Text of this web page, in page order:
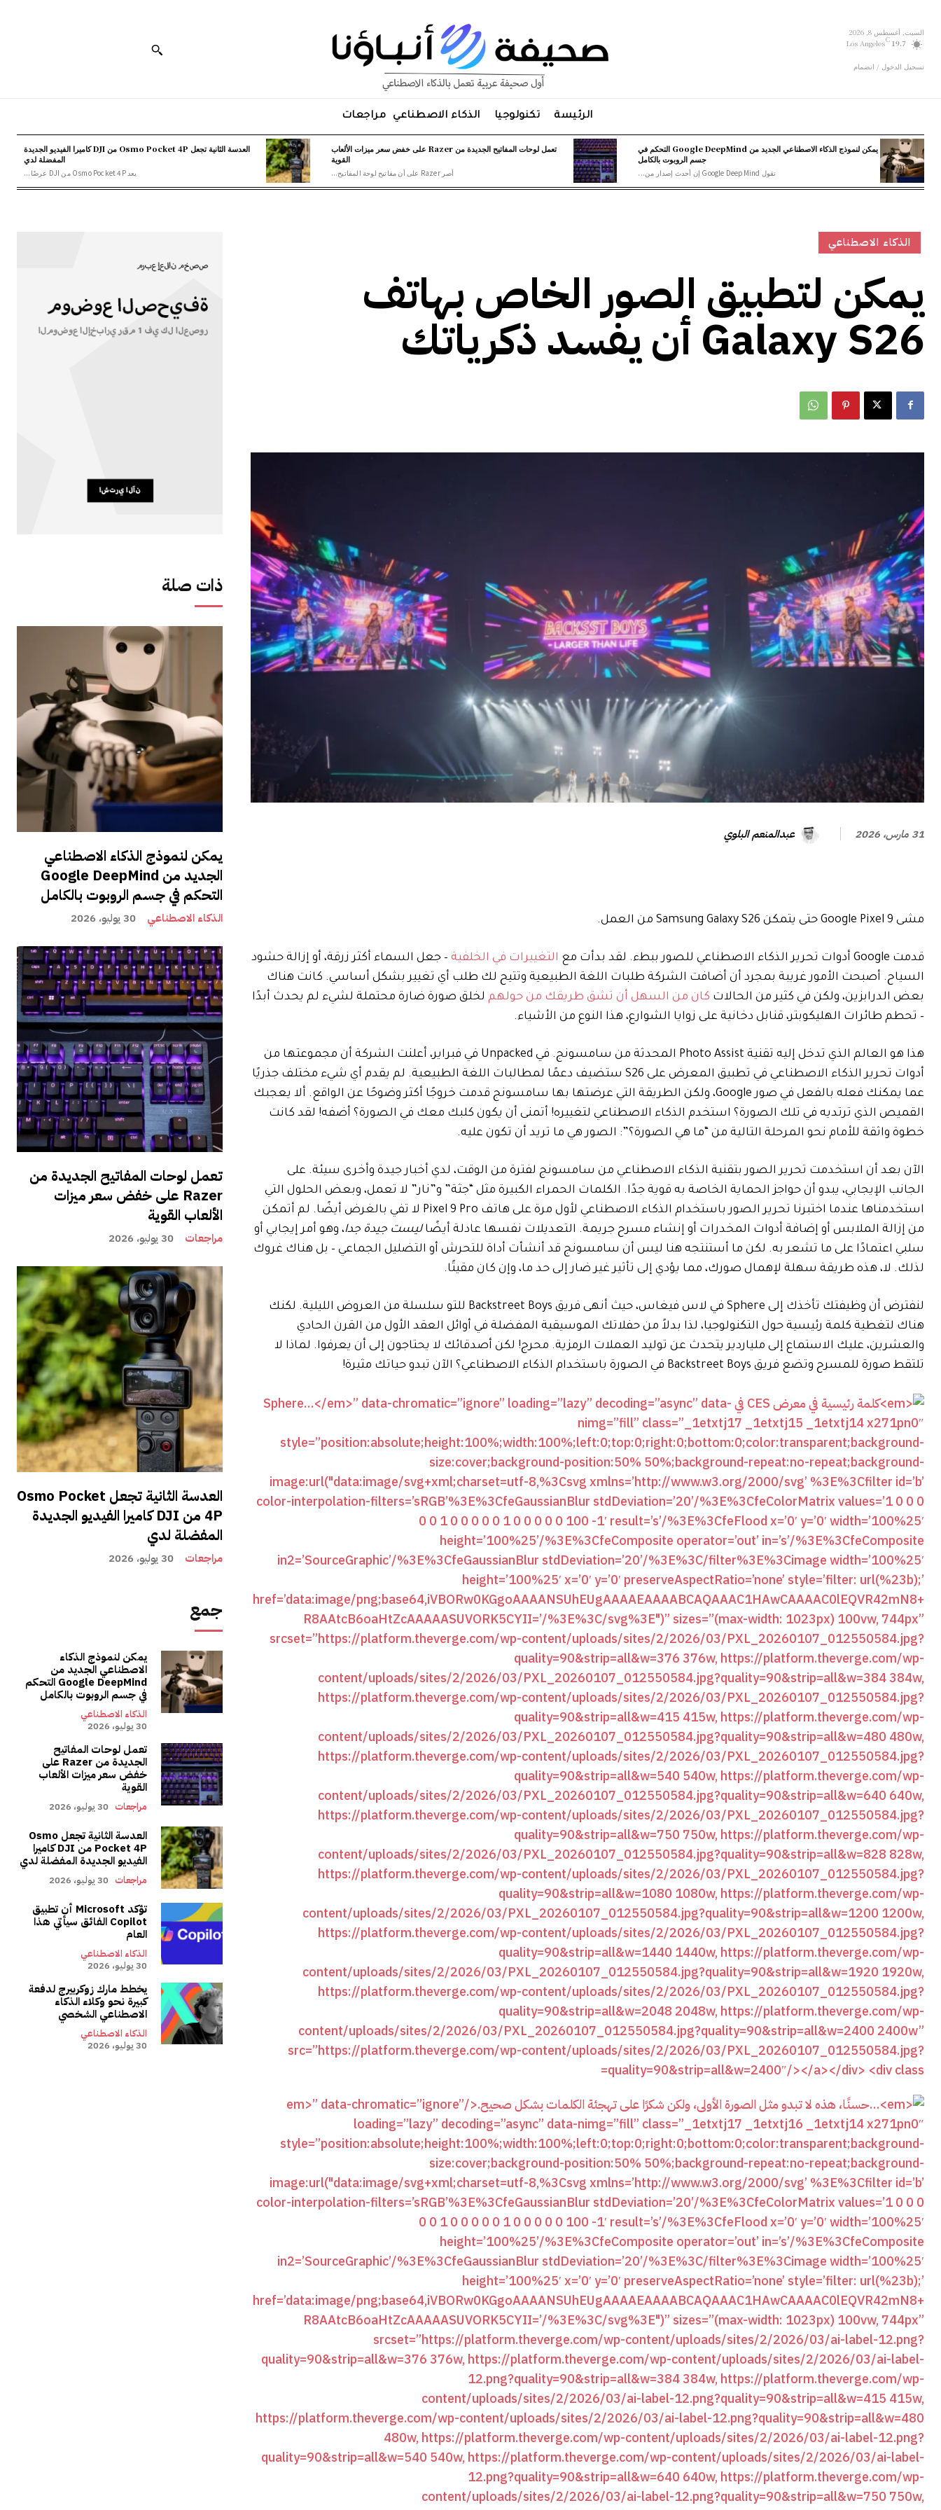
السبت, أغسطس 8, 2026
19.7
C
Los Angeles
تسجيل الدخول / انضمام
الرئيسة تكنولوجيا الذكاء الاصطناعي مراجعات
يمكن لنموذج الذكاء الاصطناعي الجديد من Google DeepMind التحكم في
جسم الروبوت بالكامل
تقول Google DeepMind إن أحدث إصدار من...
تعمل لوحات المفاتيح الجديدة من Razer على خفض سعر ميزات الألعاب
القوية
أصر Razer على أن مفاتيح لوحة المفاتيح...
العدسة الثانية تجعل Osmo Pocket 4P من DJI كاميرا الفيديو الجديدة
المفضلة لدي
يعد Osmo Pocket 4P من DJI عرضًا...
ذات صلة
يمكن لنموذج الذكاء الاصطناعي
الجديد من Google DeepMind
التحكم في جسم الروبوت بالكامل
الذكاء الاصطناعي 30 يوليو، 2026
تعمل لوحات المفاتيح الجديدة من
Razer على خفض سعر ميزات
الألعاب القوية
مراجعات 30 يوليو، 2026
العدسة الثانية تجعل Osmo Pocket
4P من DJI كاميرا الفيديو الجديدة
المفضلة لدي
مراجعات 30 يوليو، 2026
جمع
يمكن لنموذج الذكاء
الاصطناعي الجديد من
Google DeepMind التحكم
في جسم الروبوت بالكامل
الذكاء الاصطناعي
30 يوليو، 2026
تعمل لوحات المفاتيح
الجديدة من Razer على
خفض سعر ميزات الألعاب
القوية
مراجعات 30 يوليو، 2026
العدسة الثانية تجعل Osmo
Pocket 4P من DJI كاميرا
الفيديو الجديدة المفضلة لدي
مراجعات 30 يوليو، 2026
تؤكد Microsoft أن تطبيق
Copilot الفائق سيأتي هذا
العام
الذكاء الاصطناعي
30 يوليو، 2026
يخطط مارك زوكربيرج لدفعة
كبيرة نحو وكلاء الذكاء
الاصطناعي الشخصي
الذكاء الاصطناعي
30 يوليو، 2026
الذكاء الاصطناعي
يمكن لتطبيق الصور الخاص بهاتف
Galaxy S26 أن يفسد ذكرياتك
31 مارس، 2026 عبدالمنعم البلوي
مشى Google Pixel 9 حتى يتمكن Samsung Galaxy S26 من العمل.
قدمت Google أدوات تحرير الذكاء الاصطناعي للصور ببطء. لقد بدأت مع التغييرات في الخلفية – جعل السماء أكثر زرقة، أو إزالة حشود
السياح. أصبحت الأمور غريبة بمجرد أن أضافت الشركة طلبات اللغة الطبيعية وتتيح لك طلب أي تغيير بشكل أساسي. كانت هناك
بعض الدرابزين، ولكن في كثير من الحالات كان من السهل أن تشق طريقك من حولهم لخلق صورة ضارة محتملة لشيء لم يحدث أبدًا
– تحطم طائرات الهليكوبتر، قنابل دخانية على زوايا الشوارع، هذا النوع من الأشياء.
هذا هو العالم الذي تدخل إليه تقنية Photo Assist المحدثة من سامسونج. في Unpacked في فبراير، أعلنت الشركة أن مجموعتها من
أدوات تحرير الذكاء الاصطناعي في تطبيق المعرض على S26 ستضيف دعمًا لمطالبات اللغة الطبيعية. لم يقدم أي شيء مختلف جذريًا
عما يمكنك فعله بالفعل في صور Google، ولكن الطريقة التي عرضتها بها سامسونج قدمت خروجًا أكثر وضوحًا عن الواقع. ألا يعجبك
القميص الذي ترتديه في تلك الصورة؟ استخدم الذكاء الاصطناعي لتغييره! أتمنى أن يكون كلبك معك في الصورة؟ أضفه! لقد كانت
خطوة واثقة للأمام نحو المرحلة التالية من “ما هي الصورة؟”: الصور هي ما تريد أن تكون عليه.
الآن بعد أن استخدمت تحرير الصور بتقنية الذكاء الاصطناعي من سامسونج لفترة من الوقت، لدي أخبار جيدة وأخرى سيئة. على
الجانب الإيجابي، يبدو أن حواجز الحماية الخاصة به قوية جدًا. الكلمات الحمراء الكبيرة مثل “جثة” و”نار” لا تعمل، وبعض الحلول التي
استخدمناها عندما اختبرنا تحرير الصور باستخدام الذكاء الاصطناعي لأول مرة على هاتف Pixel 9 Pro لا تفي بالغرض أيضًا. لم أتمكن
من إزالة الملابس أو إضافة أدوات المخدرات أو إنشاء مسرح جريمة. التعديلات نفسها عادلة أيضًاليست جيدة جدا، وهو أمر إيجابي أو
سلبي اعتمادًا على ما تشعر به. لكن ما أستنتجه هنا ليس أن سامسونج قد أنشأت أداة للتحرش أو التضليل الجماعي – بل هناك غروك
لذلك. لا، هذه طريقة سهلة لإهمال صورك، مما يؤدي إلى تأثير غير ضار إلى حد ما، وإن كان مقيتًا.
لنفترض أن وظيفتك تأخذك إلى Sphere في لاس فيغاس، حيث أنهى فريق Backstreet Boys للتو سلسلة من العروض الليلية. لكنك
هناك لتغطية كلمة رئيسية حول التكنولوجيا، لذا بدلاً من حفلاتك الموسيقية المفضلة في أوائل العقد الأول من القرن الحادي
والعشرين، عليك الاستماع إلى ملياردير يتحدث عن توليد العملات الرمزية. محرج! لكن أصدقائك لا يحتاجون إلى أن يعرفوا. لماذا لا
تلتقط صورة للمسرح وتضع فريق Backstreet Boys في الصورة باستخدام الذكاء الاصطناعي؟ الآن تبدو حياتك مثيرة!